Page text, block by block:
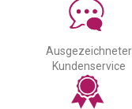
Ausgezeichneter
Kundenservice